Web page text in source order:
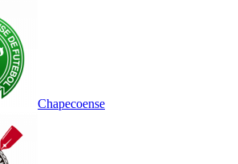
Chapecoense